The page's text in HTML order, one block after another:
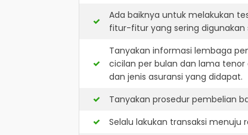
Ada baiknya untuk melakukan
fitur-fitur yang sering digunakan
Tanyakan informasi lembaga
cicilan per bulan dan lama
dan jenis asuransi yang didapat.
Tanyakan prosedur pembelian
Selalu lakukan transaksi